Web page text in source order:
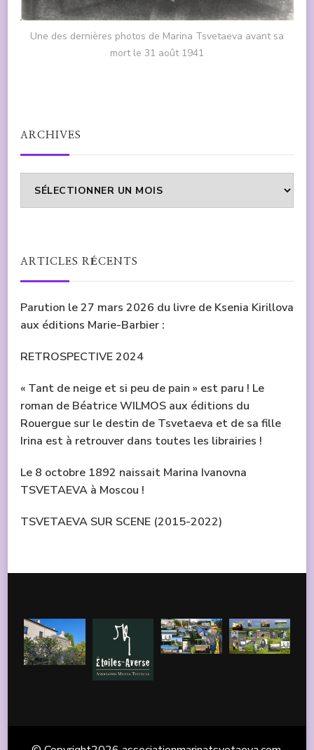
Une des dernières photos de Marina Tsvetaeva avant sa
mort le 31 août 1941
ARCHIVES
Archives
ARTICLES RÉCENTS
Parution le 27 mars 2026 du livre de Ksenia Kirillova
aux éditions Marie-Barbier :
RETROSPECTIVE 2024
« Tant de neige et si peu de pain » est paru ! Le
roman de Béatrice WILMOS aux éditions du
Rouergue sur le destin de Tsvetaeva et de sa fille
Irina est à retrouver dans toutes les librairies !
Le 8 octobre 1892 naissait Marina Ivanovna
TSVETAEVA à Moscou !
TSVETAEVA SUR SCENE (2015-2022)